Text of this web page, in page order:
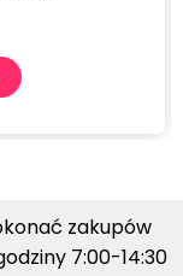
zakupów
7:00-14:30